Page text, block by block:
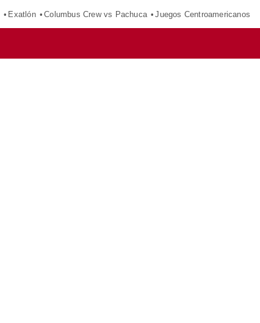
Exatlón Columbus Crew vs Pachuca Juegos Centroamericanos